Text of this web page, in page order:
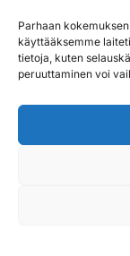
Parhaan
käyttääksemme
tietoja, kuten
peruuttaminen voi